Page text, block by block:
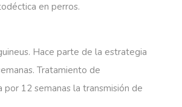
en perros.
Hace parte de la estrategia
Tratamiento de
12 semanas la transmisión de